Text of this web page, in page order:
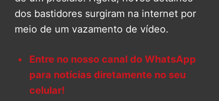
dos bastidores surgiram na internet por
meio de um vazamento de vídeo.
Entre no nosso canal do WhatsApp
para notícias diretamente no seu
celular!